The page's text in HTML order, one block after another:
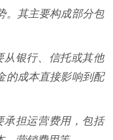
。其主要构成部分包
从银行、信托或其他
的成本直接影响到配
承担运营费用，包括